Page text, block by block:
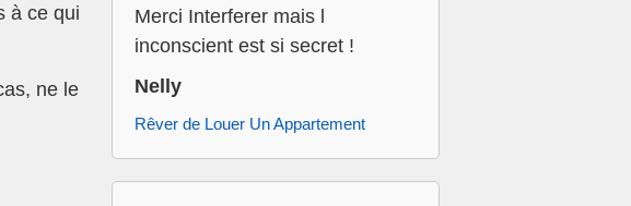
à ce qui
ne le
Merci Interferer mais l
inconscient est si secret !
Nelly
Rêver de Louer Un Appartement